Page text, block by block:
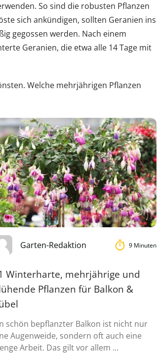
So sind die robusten Pflanzen
sich ankündigen, sollten Geranien ins
gegossen werden. Nach einem
Geranien, die etwa alle 14 Tage mit
Welche mehrjährigen Pflanzen
Garten-Redaktion 9 Minuten
Winterharte, mehrjährige und
Pflanzen für Balkon &
schön bepflanzter Balkon ist nicht nur
Augenweide, sondern oft auch eine
Arbeit. Das gilt vor allem ...